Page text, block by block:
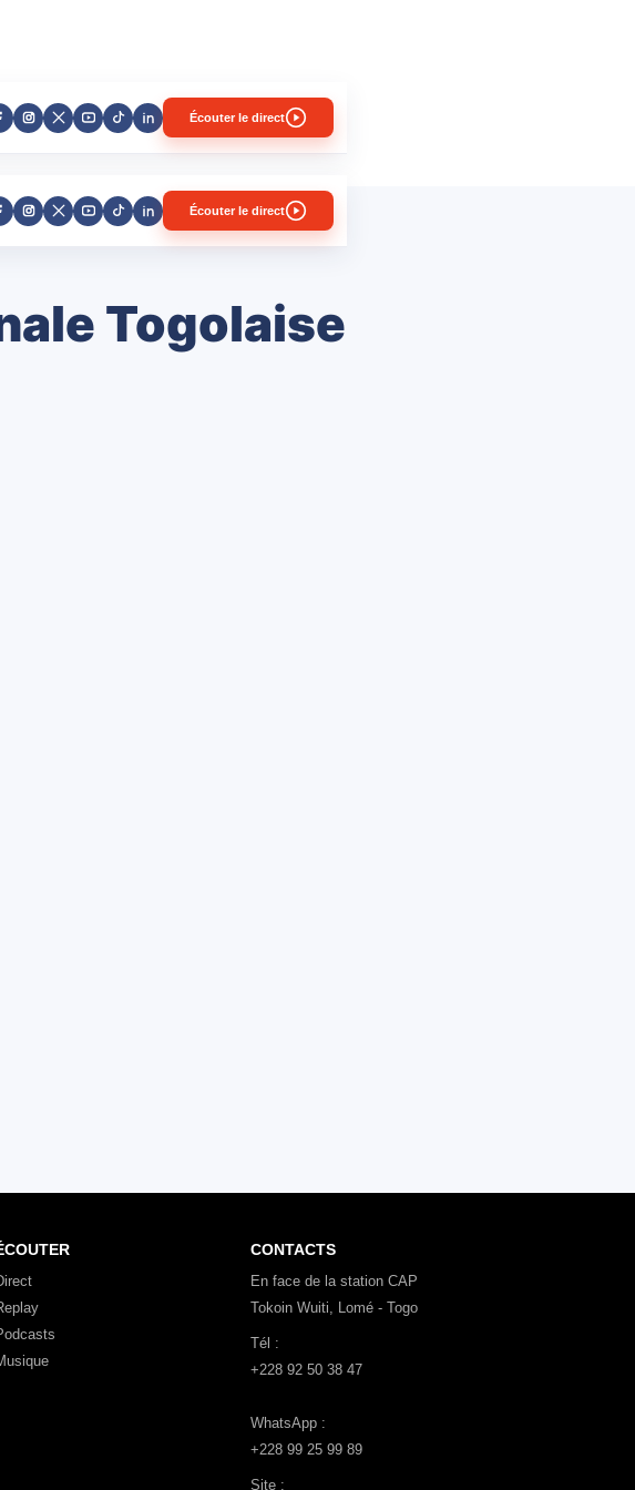
Écouter le direct
Écouter le direct
Togolaise
CONTACTS
En face de la station CAP
Tokoin Wuiti, Lomé - Togo
Tél :
+228 92 50 38 47
WhatsApp :
+228 99 25 99 89
Site :